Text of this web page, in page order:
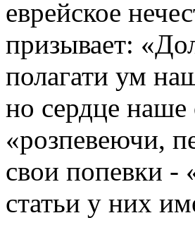
еврейское
призывает:
полагати ум
но сердце
«розпевеючи,
свои попевки -
статьи у них